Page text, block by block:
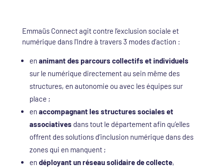
Emmaüs Connect agit contre l’exclusion sociale et
numérique dans l'Indre à travers 3 modes d’action :
en animantdes parcours collectifs et individuels
sur le numérique directement au sein même des
structures, en autonomie ou avec les équipes sur
place ;
en accompagnant les structures sociales et
associatives dans tout le département afin qu’elles
offrent des solutions d’inclusion numérique dans des
zones qui en manquent ;
en déployant un réseau solidaire de collecte,